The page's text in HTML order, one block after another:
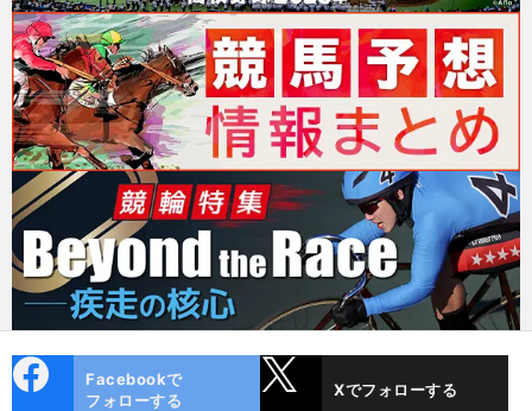
ok
Facebookで
フォローする
Xでフォローする